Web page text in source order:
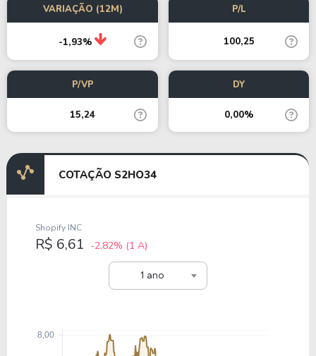
VARIAÇÃO (12M)
-1,93%
P/L
100,25
P/VP
15,24
DY
0,00%
COTAÇÃO S2HO34
1 ano
Shopify INC
R$ 6,61 -2,82% (1 A)